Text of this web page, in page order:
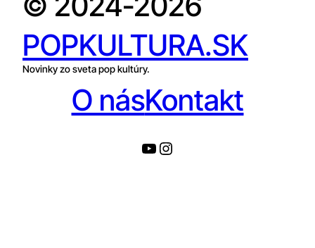
POPKULTURA.SK
Novinky zo sveta pop kultúry.
O násKontakt
YouTube Instagram